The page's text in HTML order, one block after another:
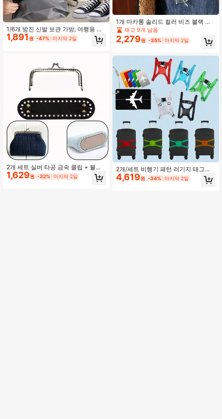
1/6개 방진 신발 보관 가방, 여행용 휴
대용 나일론 신발 가방, 지퍼 가방, 방
수 포켓 신발 보관 가방
1,891 원 -47% 마지막 2일
2개 세트 실버 타공 금속 클립 + 블랙
PU 스터드 가방 바닥, 수제 크로셰 동
전 지갑 DIY 액세서리, 직조 공예 초보
1,629원 -32% 마지막 2일
1개 마카롱 솔리드 컬러 비즈 블랙 왁
스 로프 안경 랜야드, 조절 가능한 텔
레스코픽 버클 분실 방지 행잉 체인,
심플하고 버서타일인 여행 통근 유니
재고 9개 남음
2,279원 -35% 마지막 2일
2개/세트 비행기 패턴 러기지 태그가
있는 러기지 스트랩, 폴리에스터 탄성
수트케이스 타이다운 스트랩 조절 가
4,619원 -34% 마지막 2일